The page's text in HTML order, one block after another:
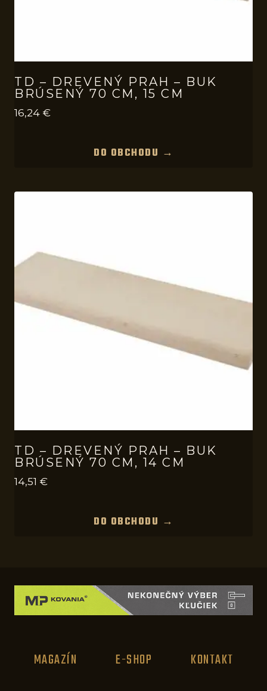
TD – DREVENÝ PRAH – BUK
BRÚSENÝ 70 CM, 15 CM
16,24 €
DO OBCHODU →
TD – DREVENÝ PRAH – BUK
BRÚSENÝ 70 CM, 14 CM
14,51 €
DO OBCHODU →
MAGAZÍN E-SHOP KONTAKT